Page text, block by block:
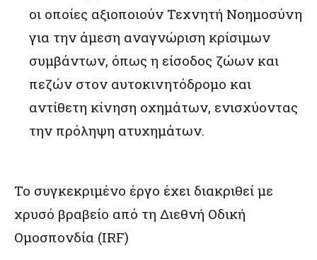
οι οποίες αξιοποιούν Τεχνητή Νοημοσύνη
για την άμεση αναγνώριση κρίσιμων
συμβάντων, όπως η είσοδος ζώων και
πεζών στον αυτοκινητόδρομο και
αντίθετη κίνηση οχημάτων, ενισχύοντας
την πρόληψη ατυχημάτων.
To συγκεκριμένο έργο έχει διακριθεί με
χρυσό βραβείο από τη Διεθνή Οδική
Ομοσπονδία (IRF)